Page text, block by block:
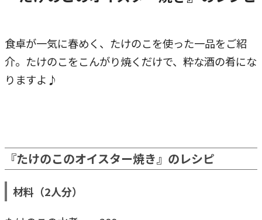
食卓が一気に春めく、たけのこを使った一品をご紹
介。たけのこをこんがり焼くだけで、粋な酒の肴にな
りますよ♪
『たけのこのオイスター焼き』のレシピ
材料（2人分）